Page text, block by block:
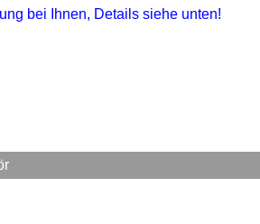
bei Ihnen, Details siehe unten!